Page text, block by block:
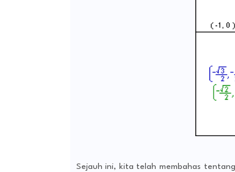
Sejauh ini, kita telah membahas